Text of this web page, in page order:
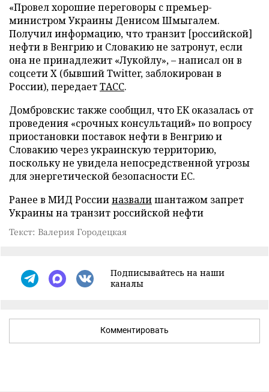
«Провел хорошие переговоры с премьер-
министром Украины Денисом Шмыгалем.
Получил информацию, что транзит [российской]
нефти в Венгрию и Словакию не затронут, если
она не принадлежит «Лукойлу», – написал он в
соцсети X (бывший Twitter, заблокирован в
России), передаетТАСС.
Домбровскис также сообщил, что ЕК оказалась от
проведения «срочных консультаций» по вопросу
приостановки поставок нефти в Венгрию и
Словакию через украинскую территорию,
поскольку не увидела непосредственной угрозы
для энергетической безопасности ЕС.
Ранее в МИД Россииназвалишантажом запрет
Украины на транзит российской нефти
Текст: Валерия Городецкая
Подписывайтесь на наши
каналы
Комментировать